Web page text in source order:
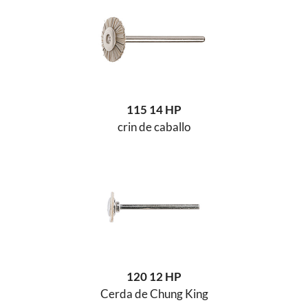
115 14 HP
crin de caballo
120 12 HP
Cerda de Chung King